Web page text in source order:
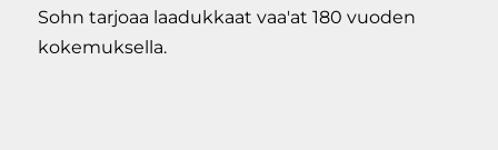
Sohn tarjoaa laadukkaat vaa'at 180 vuoden
kokemuksella.